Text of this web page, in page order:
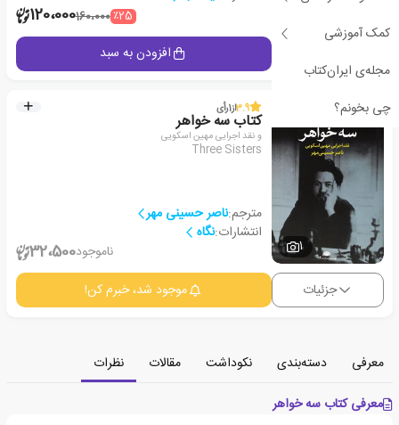
کمک آموزشی
مجله‌ی ایران‌کتاب
چی بخونم؟
2 ٪25160،000120،000
افزودن به سبد
1
3.9از1رأی
کتاب سه خواهر
و نقد اجرایی مهین اسکویی
Three Sisters
مترجم:ناصر حسینی مهر
انتشارات:نگاه
ناموجود32،500
جزئیات موجود شد، خبرم کن!
معرفی دسته‌بندی نکوداشت مقالات
نظرات
معرفی کتاب سه خواهر